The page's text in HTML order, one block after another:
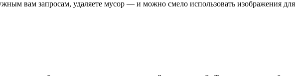
вам запросам, удаляете мусор — и можно смело использовать изображения для